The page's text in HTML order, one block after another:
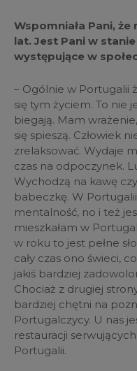
Wspomniała Pani,
lat. Jest Pani w
występujące w
– Ogólnie w Portugalii
się tym życiem. To nie
biegają. Mam
się spieszą. Człowiek
zrelaksować. Wydaje
czas na odpoczynek.
Wychodzą na kawę
babeczkę. W
mentalność, no i też
mieszkałam w
w roku to jest pełne
cały czas ono świeci,
jakiś bardziej
Chociaż z drugiej
bardziej chętni na
Portugalczycy. U nas
restauracji
Portugalii.